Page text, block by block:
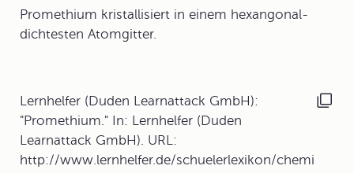
Promethium kristallisiert in einem hexangonal-
dichtesten Atomgitter.
Lernhelfer (Duden Learnattack GmbH):
"Promethium." In: Lernhelfer (Duden
Learnattack GmbH). URL:
http://www.lernhelfer.de/schuelerlexikon/chemi